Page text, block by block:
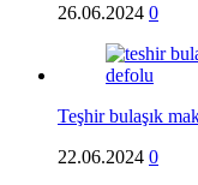
26.06.2024 0
Teşhir bulaşık
22.06.2024 0